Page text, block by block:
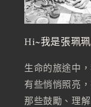
Hi~我是張珮珮
生命的旅途中
有些悄悄照亮
那些鼓勵、理